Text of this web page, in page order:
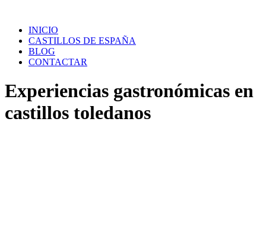
contenidoINICIO
CASTILLOS DE ESPAÑA
BLOG
CONTACTAR
Experiencias gastronómicas en
castillos toledanos